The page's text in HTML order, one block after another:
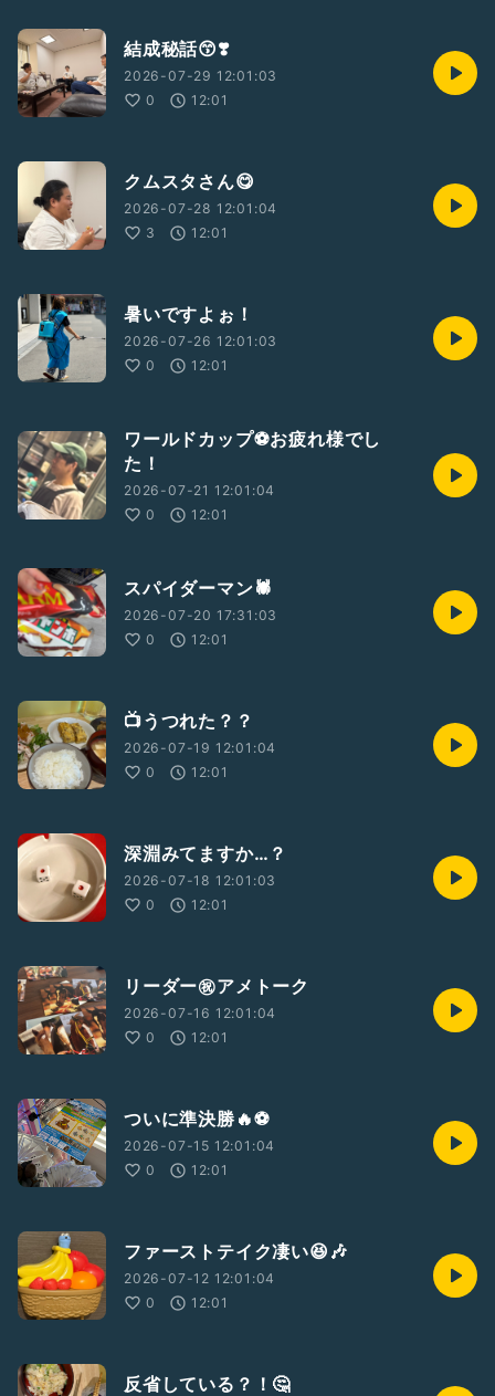
結成秘話😙❣️
2026-07-29 12:01:03
0
12:01
クムスタさん😋
2026-07-28 12:01:04
3
12:01
暑いですよぉ！
2026-07-26 12:01:03
0
12:01
ワールドカップ⚽️お疲れ様でし
た！
2026-07-21 12:01:04
0
12:01
スパイダーマン🕷️
2026-07-20 17:31:03
0
12:01
📺うつれた？？
2026-07-19 12:01:04
0
12:01
深淵みてますか…？
2026-07-18 12:01:03
0
12:01
リーダー㊗️アメトーク
2026-07-16 12:01:04
0
12:01
ついに準決勝🔥⚽️
2026-07-15 12:01:04
0
12:01
ファーストテイク凄い😆🎶
2026-07-12 12:01:04
0
12:01
反省している？！🤔